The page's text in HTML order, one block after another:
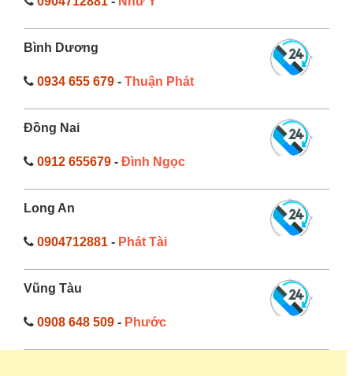
Bình Dương
0934 655 679 - Thuận Phát
Đồng Nai
0912 655679 - Đình Ngọc
Long An
0904712881 - Phát Tài
Vũng Tàu
0908 648 509 - Phước